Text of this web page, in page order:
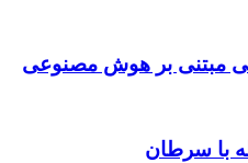
مبتنی بر هوش مصنوعی
با سرطان